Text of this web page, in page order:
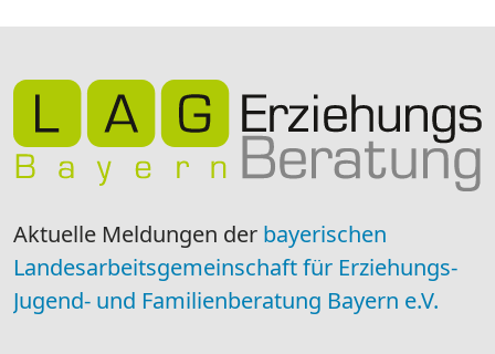
Aktuelle Meldungen der bayerischen
Landesarbeitsgemeinschaft für Erziehungs-
Jugend- und Familienberatung Bayern e.V.